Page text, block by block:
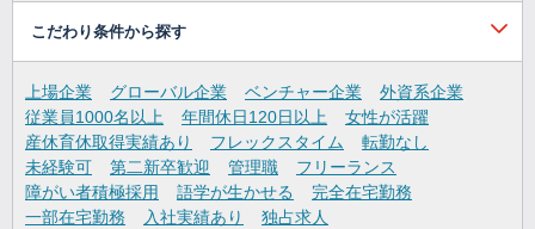
こだわり条件から探す
上場企業 グローバル企業 ベンチャー企業
外資系企業
従業員1000名以上
年間休日120日以上
女性が活躍
産休育休取得実績あり
フレックスタイム
転勤なし
未経験可
第二新卒歓迎 管理職
フリーランス
障がい者積極採用
語学が生かせる
完全在宅勤務
一部在宅勤務
入社実績あり 独占求人